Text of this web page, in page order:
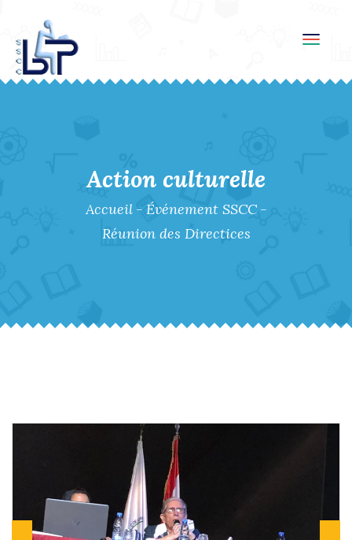
Action culturelle
Accueil - Événement SSCC -
Réunion des Directices